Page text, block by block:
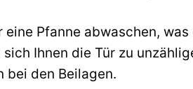
eine Pfanne abwaschen,
Ihnen die Tür zu
bei den Beilagen.